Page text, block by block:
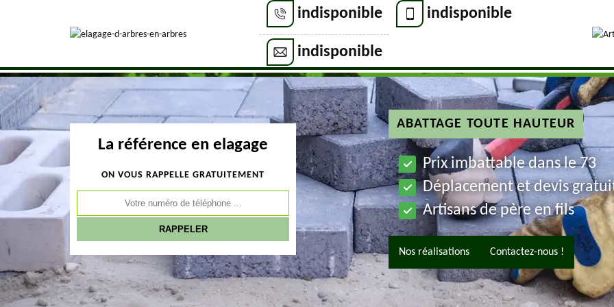
indisponible indisponible
indisponible
La référence en elagage
ON VOUS RAPPELLE GRATUITEMENT
ABATTAGE TOUTE HAUTEUR
Prix imbattable dans le 73
Déplacement et devis
Artisans de père en fils
Nos réalisations Contactez-nous !